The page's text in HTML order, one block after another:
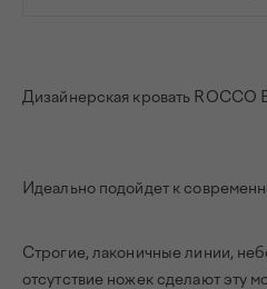
Дизайнерская кровать ROCCO
Идеально подойдет к
Строгие, лаконичные линии,
отсутствие ножек сделают эту